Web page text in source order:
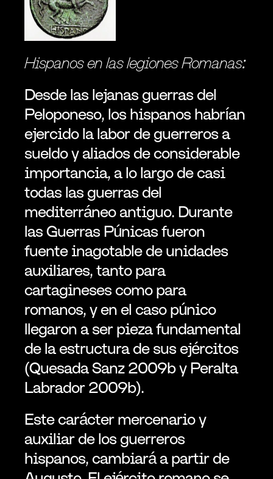
Hispanos en las legiones Romanas:
Desde las lejanas guerras del
Peloponeso, los hispanos habrían
ejercido la labor de guerreros a
sueldo y aliados de considerable
importancia, a lo largo de casi
todas las guerras del
mediterráneo antiguo. Durante
las Guerras Púnicas fueron
fuente inagotable de unidades
auxiliares, tanto para
cartagineses como para
romanos, y en el caso púnico
llegaron a ser pieza fundamental
de la estructura de sus ejércitos
(Quesada Sanz 2009b y Peralta
Labrador 2009b).
Este carácter mercenario y
auxiliar de los guerreros
hispanos, cambiará a partir de